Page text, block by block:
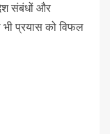
संबंधों और
प्रयास को विफल